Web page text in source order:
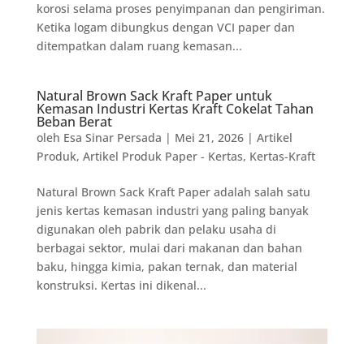
korosi selama proses penyimpanan dan pengiriman.
Ketika logam dibungkus dengan VCI paper dan
ditempatkan dalam ruang kemasan...
Natural Brown Sack Kraft Paper untuk
Kemasan Industri Kertas Kraft Cokelat Tahan
Beban Berat
oleh Esa Sinar Persada | Mei 21, 2026| Artikel
Produk, Artikel Produk Paper - Kertas, Kertas-Kraft
Natural Brown Sack Kraft Paper adalah salah satu
jenis kertas kemasan industri yang paling banyak
digunakan oleh pabrik dan pelaku usaha di
berbagai sektor, mulai dari makanan dan bahan
baku, hingga kimia, pakan ternak, dan material
konstruksi. Kertas ini dikenal...